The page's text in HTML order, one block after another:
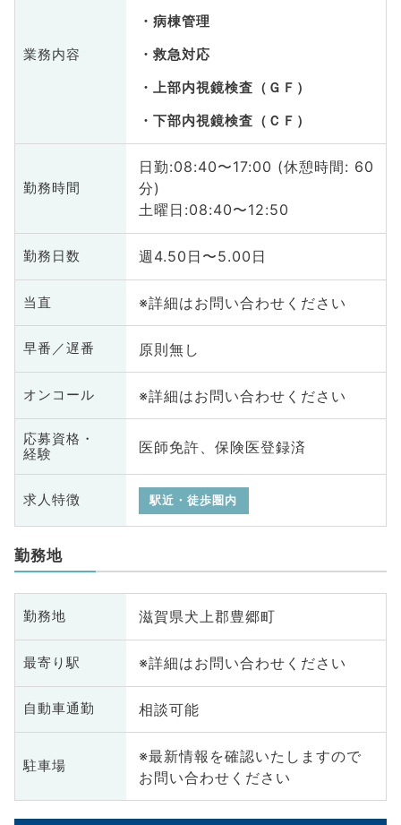
業務内容
病棟管理
救急対応
上部内視鏡検査（ＧＦ）
下部内視鏡検査（ＣＦ）
勤務時間
日勤:08:40〜17:00 (休憩時間: 60
分)
土曜日:08:40〜12:50
勤務日数 週4.50日〜5.00日
当直 ※詳細はお問い合わせください
早番／遅番 原則無し
オンコール ※詳細はお問い合わせください
応募資格・
経験
医師免許、保険医登録済
求人特徴 駅近・徒歩圏内
勤務地
勤務地 滋賀県犬上郡豊郷町
最寄り駅 ※詳細はお問い合わせください
自動車通勤 相談可能
駐車場
※最新情報を確認いたしますので
お問い合わせください